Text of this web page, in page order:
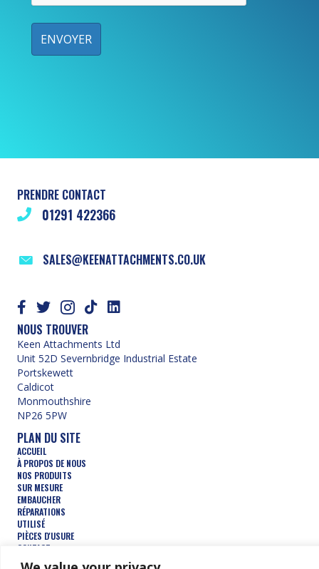
PRENDRE CONTACT
01291 422366
SALES@KEENATTACHMENTS.CO.UK
NOUS TROUVER
Keen Attachments Ltd
Unit 52D Severnbridge Industrial Estate
Portskewett
Caldicot
Monmouthshire
NP26 5PW
PLAN DU SITE
ACCUEIL
À PROPOS DE NOUS
NOS PRODUITS
SUR MESURE
EMBAUCHER
RÉPARATIONS
UTILISÉ
PIÈCES D'USURE
CONTACT
CONDITIONS GÉNÉRALES D'UTILISATION